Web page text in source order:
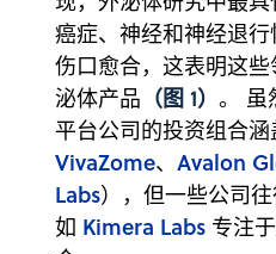
癌症、神经和神经退
伤口愈合，这表明这
泌体产品 （图 1） 。 虽
平台公司的投资组合
VivaZome、 Avalon
Labs），但一些公司往
如 Kimera Labs 专注